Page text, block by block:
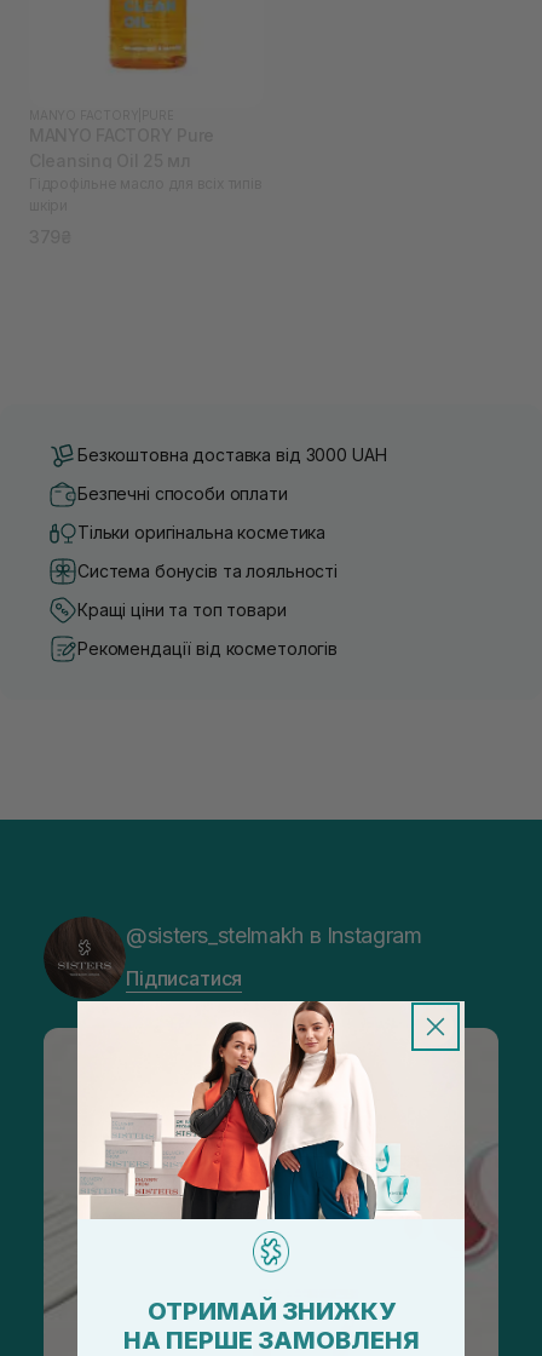
Безкоштовна доставка від 3000 UAH
Безпечні способи оплати
Тільки оригінальна косметика
Система бонусів та лояльності
Кращі ціни та топ товари
Рекомендації від косметологів
@sisters_stelmakh в Instagram
Підписатися
ОТРИМАЙ ЗНИЖКУ
НА ПЕРШЕ ЗАМОВЛЕНЯ